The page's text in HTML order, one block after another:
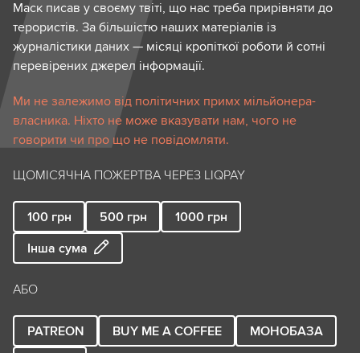
Маск писав у своєму твіті, що нас треба прирівняти до
терористів. За більшістю наших матеріалів із
журналістики даних — місяці кропіткої роботи й сотні
перевірених джерел інформації.
Ми не залежимо від політичних примх мільйонера-
власника. Ніхто не може вказувати нам, чого не
говорити чи про що не повідомляти.
ЩОМІСЯЧНА ПОЖЕРТВА ЧЕРЕЗ LIQPAY
100 грн 500 грн 1000 грн
Інша сума
АБО
PATREON BUY ME A COFFEE
МОНОБАЗА